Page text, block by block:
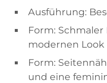
Ausführung:
Form:
modernen Look
Form:
und eine